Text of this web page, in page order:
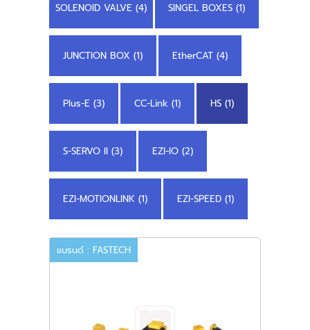
SOLENOID VALVE (4) SINGEL BOXES (1)
JUNCTION BOX (1) EtherCAT (4)
Plus-E (3) CC-Link (1) HS (1)
S-SERVO II (3) EZI-IO (2)
EZI-MOTIONLINK (1) EZI-SPEED (1)
แบรนด์ : FASTECH